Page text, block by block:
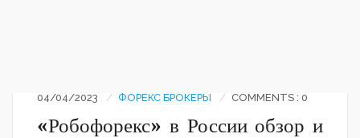
04/04/2023 ФОРЕКС БРОКЕРЫ COMMENTS : 0
«Робофорекс» в России обзор и